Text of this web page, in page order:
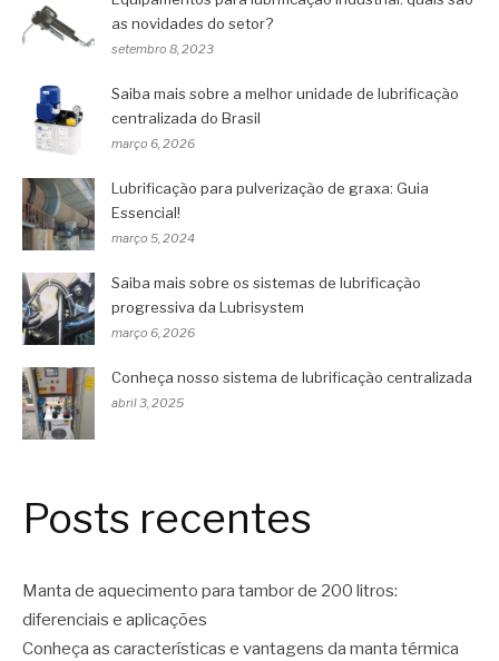
as novidades do setor?
setembro 8, 2023
Saiba mais sobre a melhor unidade de lubrificação
centralizada do Brasil
março 6, 2026
Lubrificação para pulverização de graxa: Guia
Essencial!
março 5, 2024
Saiba mais sobre os sistemas de lubrificação
progressiva da Lubrisystem
março 6, 2026
Conheça nosso sistema de lubrificação centralizada
abril 3, 2025
Posts recentes
Manta de aquecimento para tambor de 200 litros:
diferenciais e aplicações
Conheça as características e vantagens da manta térmica